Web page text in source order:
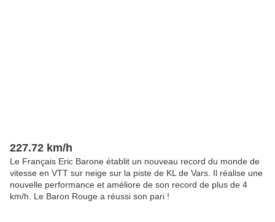
227.72 km/h
Le Français Eric Barone établit un nouveau record du monde de
vitesse en VTT sur neige sur la piste de KL de Vars. Il réalise une
nouvelle performance et améliore de son record de plus de 4
km/h. Le Baron Rouge a réussi son pari !